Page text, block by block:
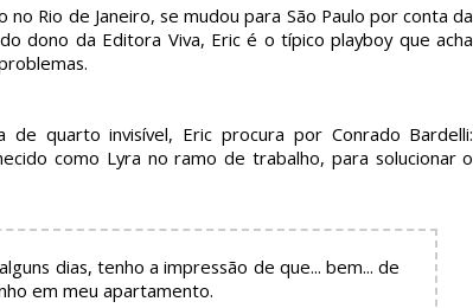
no Rio de Janeiro, se mudou para São Paulo por conta da
dono da Editora Viva, Eric é o típico playboy que acha
quarto invisível, Eric procura por Conrado Bardelli:
como Lyra no ramo de trabalho, para solucionar o
dias, tenho a impressão de que... bem... de
em meu apartamento.